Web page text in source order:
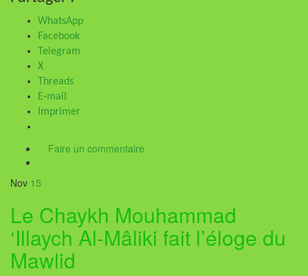
WhatsApp
Facebook
Telegram
X
Threads
E-mail
Imprimer
Faire un commentaire
Nov 15
Le Chaykh Mouhammad
‘Illaych Al-Mâliki fait l’éloge du
Mawlid